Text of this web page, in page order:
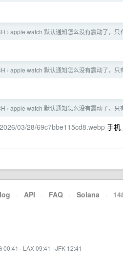
› apple watch 默认通知怎么没有震动了，只
› apple watch 默认通知怎么没有震动了，只
› apple watch 默认通知怎么没有震动了，只
03/28/69c7bbe115cd8.webp 手机
· API · FAQ · Solana ·
00:41 · LAX 09:41 · JFK 12:41